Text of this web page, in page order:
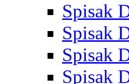
Spisak
Spisak
Spisak
Spisak